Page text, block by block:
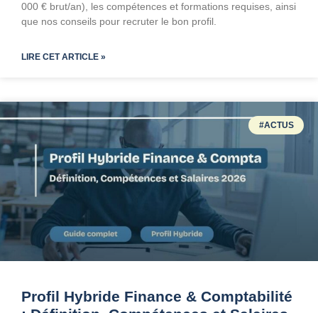
000 € brut/an), les compétences et formations requises, ainsi
que nos conseils pour recruter le bon profil.
LIRE CET ARTICLE »
#ACTUS
Profil Hybride Finance & Comptabilité